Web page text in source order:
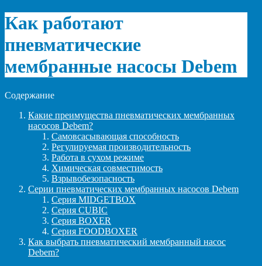
Как работают
пневматические
мембранные насосы Debem
Содержание
Какие преимущества пневматических мембранных
насосов Debem?
Самовсасывающая способность
Регулируемая производительность
Работа в сухом режиме
Химическая совместимость
Взрывобезопасность
Серии пневматических мембранных насосов Debem
Серия MIDGETBOX
Серия CUBIC
Серия BOXER
Серия FOODBOXER
Как выбрать пневматический мембранный насос
Debem?